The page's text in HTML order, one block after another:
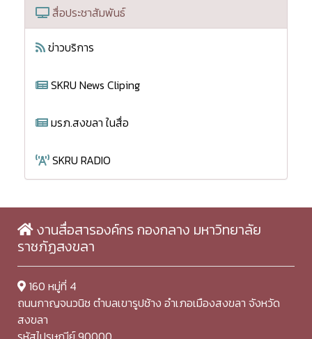
สื่อประชาสัมพันธ์
ข่าวบริการ
SKRU News Cliping
มรภ.สงขลา ในสื่อ
SKRU RADIO
งานสื่อสารองค์กร กองกลาง มหาวิทยาลัย
ราชภัฏสงขลา
160 หมู่ที่ 4
ถนนกาญจนวนิช ตำบลเขารูปช้าง อำเภอเมืองสงขลา จังหวัด
สงขลา